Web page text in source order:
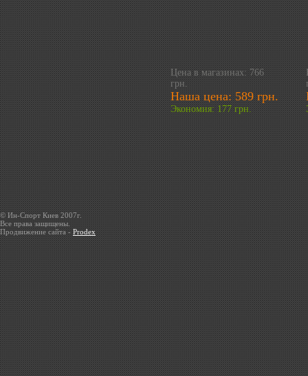
Цена в магазинах: 766
грн.
Наша цена: 589 грн.
Экономия: 177 грн.
© Ин-Спорт Киев 2007г.
Все права защищены.
Продвижение сайта - Prodex